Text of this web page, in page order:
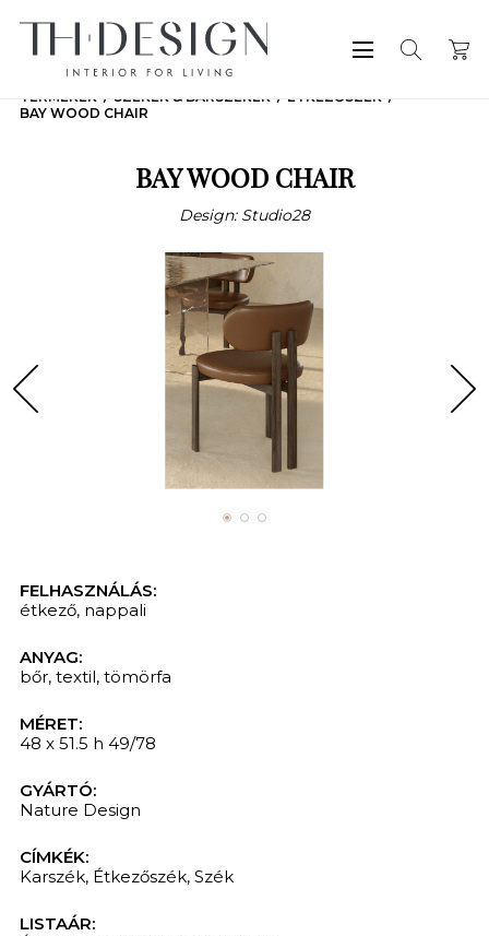
TERMÉKEK SZÉKEK & BÁRSZÉKEK
ÉTKEZŐSZÉK
BAY WOOD CHAIR
BAY WOOD CHAIR
Design: Studio28
FELHASZNÁLÁS:
étkező, nappali
ANYAG:
bőr, textil, tömörfa
MÉRET:
48 x 51.5 h 49/78
GYÁRTÓ:
Nature Design
CÍMKÉK:
Karszék, Étkezőszék, Szék
LISTAÁR: